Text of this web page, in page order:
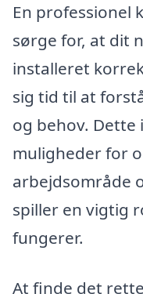
En professionel
sørge for, at dit
installeret
sig tid til at
og behov.
muligheder for
arbejdsområde
spiller en vigtig
fungerer.
At finde det